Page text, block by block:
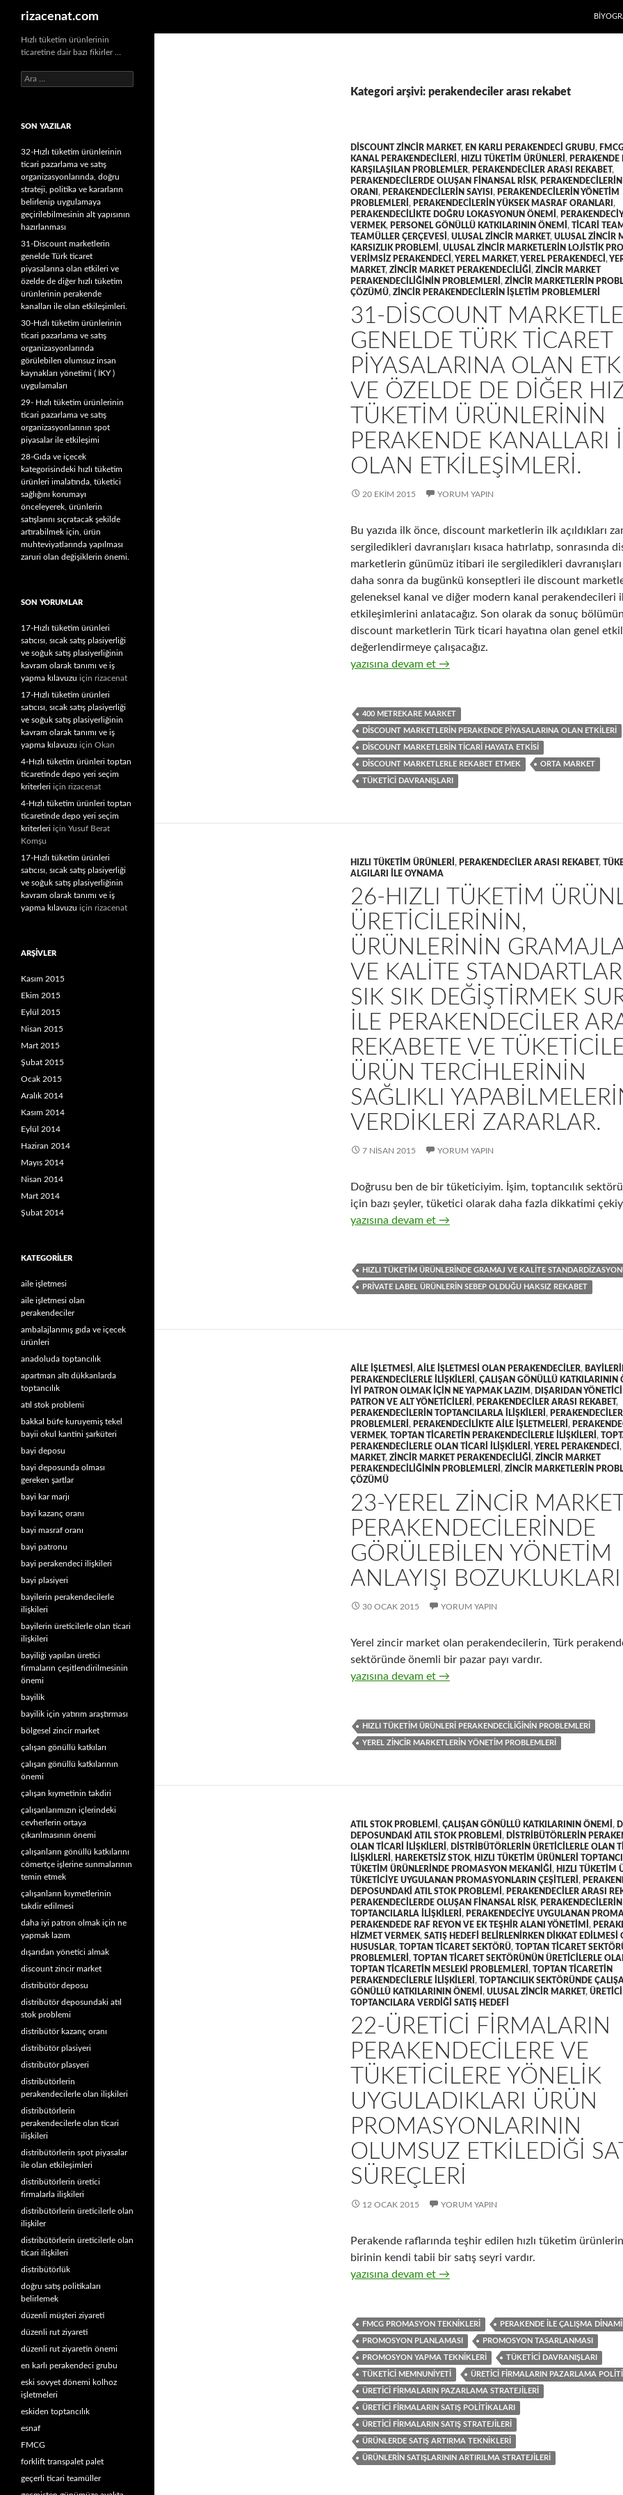
rizacenat.com
Kategori arşivi: perakendeciler arası rekabet
DISCOUNT ZINCIR MARKET, EN KARLI PERAKENDECI GRUBU,
KANAL PERAKENDECILERI , HIZLI TÜKETIM ÜRÜNLERI ,
KARŞILAŞILAN PROBLEMLER, PERAKENDECILER ARASI REKABET,
PERAKENDECILERDE OLUŞAN FINANSAL RISK,
ORANI , PERAKENDECILERIN SAYISI , PERAKENDECILERIN YÖNETIM
PROBLEMLERI , PERAKENDECILERIN YÜKSEK MASRAF ORANLARI ,
PERAKENDECILIKTE DOĞRU LOKASYONUN ÖNEMI ,
VERMEK, PERSONEL GÖNÜLLÜ KATKILARININ ÖNEMI , TICARI
TEAMÜLLER ÇERÇEVESI , ULUSAL ZINCIR MARKET, ULUSAL ZINCIR
KARSIZLIK PROBLEMI , ULUSAL ZINCIR MARKETLERIN LOJISTIK
VERIMSIZ PERAKENDECI ,YEREL MARKET,YEREL PERAKENDECI ,
MARKET, ZINCIR MARKET PERAKENDECILIĞI , ZINCIR MARKET
PERAKENDECILIĞININ PROBLEMLERI , ZINCIR MARKETLERIN
ÇÖZÜMÜ, ZINCIR PERAKENDECILERIN IŞLETIM PROBLEMLERI
31-DISCOUNT
GENELDE TÜRK TICARET
PIYASALARINA OLAN
VE ÖZELDE DE DIĞER
TÜKETIM ÜRÜNLERININ
PERAKENDE KANALLARI
OLAN ETKILEŞIMLERI.
20 EKIM 2015 YORUM YAPIN
Bu yazıda ilk önce, discount marketlerin ilk açıldıkları
sergiledikleri davranışları kısaca hatırlatıp, sonrasında
marketlerin günümüz itibari ile sergiledikleri
daha sonra da bugünkü konseptleri ile discount
geleneksel kanal ve diğer modern kanal perakendecileri
etkileşimlerini anlatacağız. Son olarak da sonuç
discount marketlerin Türk ticari hayatına olan genel
değerlendirmeye çalışacağız.
31-Discount marketlerin genelde Türk ticaret
yazısına devam et →
400 METREKARE MARKET
DISCOUNT MARKETLERIN PERAKENDE PIYASALARINA OLAN ETKILERI
DISCOUNT MARKETLERIN TICARI HAYATA ETKISI
DISCOUNT MARKETLERLE REKABET ETMEK ORTA MARKET
TÜKETICI DAVRANIŞLARI
HIZLI TÜKETIM ÜRÜNLERI , PERAKENDECILER ARASI REKABET,
ALGILARI ILE OYNAMA
26-HIZLI TÜKETIM
ÜRETICILERININ,
ÜRÜNLERININ
VE KALITE
SIK SIK DEĞIŞTIRMEK
ILE PERAKENDECILER
REKABETE VE
ÜRÜN TERCIHLERININ
SAĞLIKLI
VERDIKLERI ZARARLAR.
7 NISAN 2015 YORUM YAPIN
Doğrusu ben de bir tüketiciyim. İşim, toptancılık
için bazı şeyler, tüketici olarak daha fazla dikkatimi
26-Hızlı tüketim ürünleri üreticilerinin, ürünlerinin
yazısına devam et →
HIZLI TÜKETIM ÜRÜNLERINDE GRAMAJ VE KALITE
PRIVATE LABEL ÜRÜNLERIN SEBEP OLDUĞU HAKSIZ REKABET
AILE IŞLETMESI , AILE IŞLETMESI OLAN PERAKENDECILER,
PERAKENDECILERLE ILIŞKILERI , ÇALIŞAN GÖNÜLLÜ KATKILARININ
IYI PATRON OLMAK IÇIN NE YAPMAK LAZIM , DIŞARIDAN
PATRON VE ALT YÖNETICILERI , PERAKENDECILER ARASI REKABET,
PERAKENDECILERIN TOPTANCILARLA ILIŞKILERI ,
PROBLEMLERI , PERAKENDECILIKTE AILE IŞLETMELERI ,
VERMEK, TOPTAN TICARETIN PERAKENDECILERLE ILIŞKILERI ,
PERAKENDECILERLE OLAN TICARI ILIŞKILERI ,YEREL PERAKENDECI ,
MARKET, ZINCIR MARKET PERAKENDECILIĞI , ZINCIR MARKET
PERAKENDECILIĞININ PROBLEMLERI , ZINCIR MARKETLERIN
ÇÖZÜMÜ
23-YEREL ZINCIR
PERAKENDECILERINDE
GÖRÜLEBILEN YÖNETIM
ANLAYIŞI BOZUKLUKLARI
30 OCAK 2015 YORUM YAPIN
Yerel zincir market olan perakendecilerin, Türk
sektöründe önemli bir pazar payı vardır.
23-Yerel zincir market perakendecilerinde görülebilen
yazısına devam et →
HIZLI TÜKETIM ÜRÜNLERI PERAKENDECILIĞININ PROBLEMLERI
YEREL ZINCIR MARKETLERIN YÖNETIM PROBLEMLERI
ATIL STOK PROBLEMI , ÇALIŞAN GÖNÜLLÜ KATKILARININ ÖNEMI ,
DEPOSUNDAKI ATIL STOK PROBLEMI , DISTRIBÜTÖRLERIN
OLAN TICARI ILIŞKILERI , DISTRIBÜTÖRLERIN ÜRETICILERLE OLAN
ILIŞKILERI , HAREKETSIZ STOK, HIZLI TÜKETIM ÜRÜNLERI
TÜKETIM ÜRÜNLERINDE PROMASYON MEKANIĞI , HIZLI TÜKETIM
TÜKETICIYE UYGULANAN PROMASYONLARIN ÇEŞITLERI ,
DEPOSUNDAKI ATIL STOK PROBLEMI , PERAKENDECILER ARASI
PERAKENDECILERDE OLUŞAN FINANSAL RISK, PERAKENDECILERIN
TOPTANCILARLA ILIŞKILERI , PERAKENDECIYE UYGULANAN
PERAKENDEDE RAF REYON VE EK TEŞHIR ALANI YÖNETIMI ,
HIZMET VERMEK, SATIŞ HEDEFI BELIRLENIRKEN DIKKAT EDILMESI
HUSUSLAR, TOPTAN TICARET SEKTÖRÜ, TOPTAN TICARET
PROBLEMLERI , TOPTAN TICARET SEKTÖRÜNÜN ÜRETICILERLE
TOPTAN TICARETIN MESLEKI PROBLEMLERI , TOPTAN TICARETIN
PERAKENDECILERLE ILIŞKILERI , TOPTANCILIK SEKTÖRÜNDE
GÖNÜLLÜ KATKILARININ ÖNEMI , ULUSAL ZINCIR MARKET,
TOPTANCILARA VERDIĞI SATIŞ HEDEFI
22-ÜRETICI FIRMALARIN
PERAKENDECILERE VE
TÜKETICILERE YÖNELIK
UYGULADIKLARI ÜRÜN
PROMASYONLARININ
OLUMSUZ ETKILEDIĞI
SÜREÇLERI
12 OCAK 2015 YORUM YAPIN
Perakende raflarında teşhir edilen hızlı tüketim
birinin kendi tabii bir satış seyri vardır.
22-Üretici firmaların perakendecilere ve tüketicilere
yazısına devam et →
FMCG PROMASYON TEKNIKLERI PERAKENDE ILE ÇALIŞMA
PROMOSYON PLANLAMASI PROMOSYON TASARLANMASI
PROMOSYON YAPMA TEKNIKLERI TÜKETICI DAVRANIŞLARI
TÜKETICI MEMNUNIYETI ÜRETICI FIRMALARIN PAZARLAMA
ÜRETICI FIRMALARIN PAZARLAMA STRATEJILERI
ÜRETICI FIRMALARIN SATIŞ POLITIKALARI
ÜRETICI FIRMALARIN SATIŞ STRATEJILERI
ÜRÜNLERDE SATIŞ ARTIRMA TEKNIKLERI
ÜRÜNLERIN SATIŞLARININ ARTIRILMA STRATEJILERI
Hızlı tüketim ürünlerinin
ticaretine dair bazı fikirler …
A
r
a
SON YAZILAR
32-Hızlı tüketim ürünlerinin
ticari pazarlama ve satış
organizasyonlarında, doğru
strateji, politika ve kararların
belirlenip uygulamaya
geçirilebilmesinin alt yapısının
hazırlanması
31-Discount marketlerin
genelde Türk ticaret
piyasalarına olan etkileri ve
özelde de diğer hızlı tüketim
ürünlerinin perakende
kanalları ile olan etkileşimleri.
30-Hızlı tüketim ürünlerinin
ticari pazarlama ve satış
organizasyonlarında
görülebilen olumsuz insan
kaynakları yönetimi ( İKY )
uygulamaları
29- Hızlı tüketim ürünlerinin
ticari pazarlama ve satış
organizasyonlarının spot
piyasalar ile etkileşimi
28-Gıda ve içecek
kategorisindeki hızlı tüketim
ürünleri imalatında, tüketici
sağlığını korumayı
önceleyerek, ürünlerin
satışlarını sıçratacak şekilde
artırabilmek için, ürün
muhteviyatlarında yapılması
zaruri olan değişiklerin önemi.
SON YORUMLAR
17-Hızlı tüketim ürünleri
satıcısı, sıcak satış plasiyerliği
ve soğuk satış plasiyerliğinin
kavram olarak tanımı ve iş
yapma kılavuzu için rizacenat
17-Hızlı tüketim ürünleri
satıcısı, sıcak satış plasiyerliği
ve soğuk satış plasiyerliğinin
kavram olarak tanımı ve iş
yapma kılavuzu için Okan
4-Hızlı tüketim ürünleri toptan
ticaretinde depo yeri seçim
kriterleri için rizacenat
4-Hızlı tüketim ürünleri toptan
ticaretinde depo yeri seçim
kriterleri için Yusuf Berat
Komşu
17-Hızlı tüketim ürünleri
satıcısı, sıcak satış plasiyerliği
ve soğuk satış plasiyerliğinin
kavram olarak tanımı ve iş
yapma kılavuzu için rizacenat
ARŞIVLER
Kasım 2015
Ekim 2015
Eylül 2015
Nisan 2015
Mart 2015
Şubat 2015
Ocak 2015
Aralık 2014
Kasım 2014
Eylül 2014
Haziran 2014
Mayıs 2014
Nisan 2014
Mart 2014
Şubat 2014
KATEGORILER
aile işletmesi
aile işletmesi olan
perakendeciler
ambalajlanmış gıda ve içecek
ürünleri
anadoluda toptancılık
apartman altı dükkanlarda
toptancılık
atıl stok problemi
bakkal büfe kuruyemiş tekel
bayii okul kantini şarküteri
bayi deposu
bayi deposunda olması
gereken şartlar
bayi kar marjı
bayi kazanç oranı
bayi masraf oranı
bayi patronu
bayi perakendeci ilişkileri
bayi plasiyeri
bayilerin perakendecilerle
ilişkileri
bayilerin üreticilerle olan ticari
ilişkileri
bayiliği yapılan üretici
firmaların çeşitlendirilmesinin
önemi
bayilik
bayilik için yatırım araştırması
bölgesel zincir market
çalışan gönüllü katkıları
çalışan gönüllü katkılarının
önemi
çalışan kıymetinin takdiri
çalışanlarımızın içlerindeki
cevherlerin ortaya
çıkarılmasının önemi
çalışanların gönüllü katkılarını
cömertçe işlerine sunmalarının
temin etmek
çalışanların kıymetlerinin
takdir edilmesi
daha iyi patron olmak için ne
yapmak lazım
dışarıdan yönetici almak
discount zincir market
distribütör deposu
distribütör deposundaki atıl
stok problemi
distribütör kazanç oranı
distribütör plasiyeri
distribütör plasyeri
distribütörlerin
perakendecilerle olan ilişkileri
distribütörlerin
perakendecilerle olan ticari
ilişkileri
distribütörlerin spot piyasalar
ile olan etkileşimleri
distribütörlerin üretici
firmalarla ilişkileri
distribütörlerin üreticilerle olan
ilişkiler
distribütörlerin üreticilerle olan
ticari ilişkileri
distribütörlük
doğru satış politikaları
belirlemek
düzenli müşteri ziyareti
düzenli rut ziyareti
düzenli rut ziyaretin önemi
en karlı perakendeci grubu
eski sovyet dönemi kolhoz
işletmeleri
eskiden toptancılık
esnaf
FMCG
forklift transpalet palet
geçerli ticari teamüller